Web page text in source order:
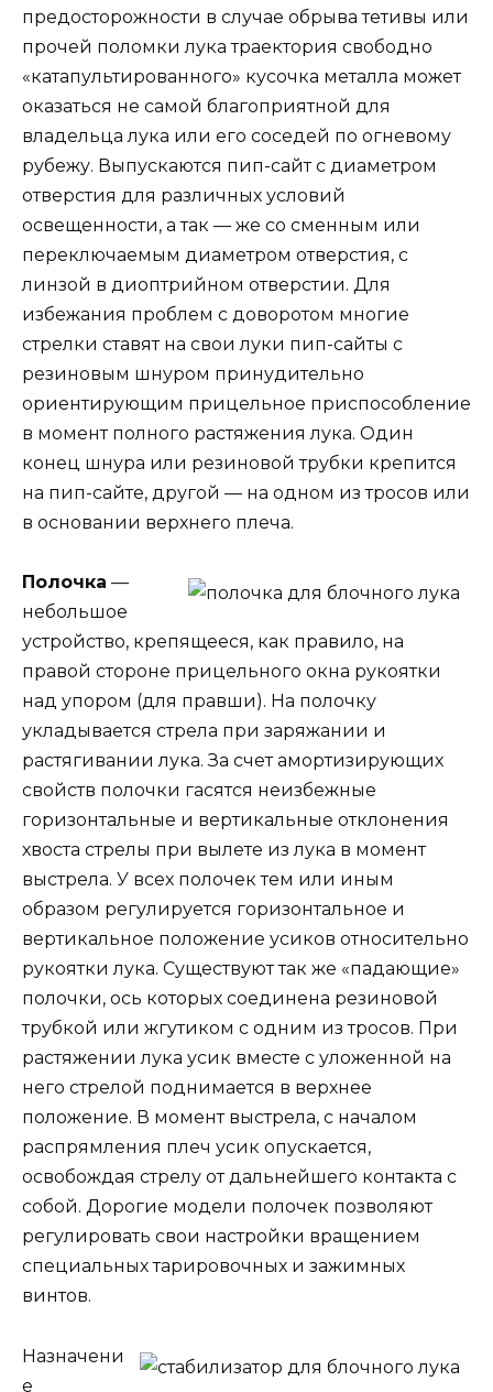
предосторожности в случае обрыва тетивы или
прочей поломки лука траектория свободно
«катапультированного» кусочка металла может
оказаться не самой благоприятной для
владельца лука или его соседей по огневому
рубежу. Выпускаются пип-сайт с диаметром
отверстия для различных условий
освещенности, а так — же со сменным или
переключаемым диаметром отверстия, с
линзой в диоптрийном отверстии. Для
избежания проблем с доворотом многие
стрелки ставят на свои луки пип-сайты с
резиновым шнуром принудительно
ориентирующим прицельное приспособление
в момент полного растяжения лука. Один
конец шнура или резиновой трубки крепится
на пип-сайте, другой — на одном из тросов или
в основании верхнего плеча.
Полочка —
небольшое
устройство, крепящееся, как правило, на
правой стороне прицельного окна рукоятки
над упором (для правши). На полочку
укладывается стрела при заряжании и
растягивании лука. За счет амортизирующих
свойств полочки гасятся неизбежные
горизонтальные и вертикальные отклонения
хвоста стрелы при вылете из лука в момент
выстрела. У всех полочек тем или иным
образом регулируется горизонтальное и
вертикальное положение усиков относительно
рукоятки лука. Существуют так же «падающие»
полочки, ось которых соединена резиновой
трубкой или жгутиком с одним из тросов. При
растяжении лука усик вместе с уложенной на
него стрелой поднимается в верхнее
положение. В момент выстрела, с началом
распрямления плеч усик опускается,
освобождая стрелу от дальнейшего контакта с
собой. Дорогие модели полочек позволяют
регулировать свои настройки вращением
специальных тарировочных и зажимных
винтов.
Назначени
е